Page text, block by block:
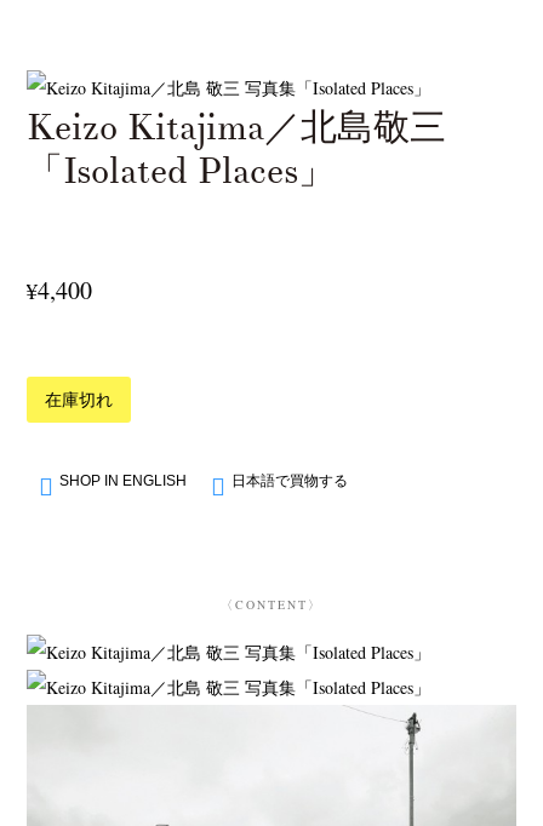
Keizo Kitajima／北島敬三
「Isolated Places」
¥4,400
在庫切れ
SHOP IN ENGLISH 日本語で買物する
〈CONTENT〉